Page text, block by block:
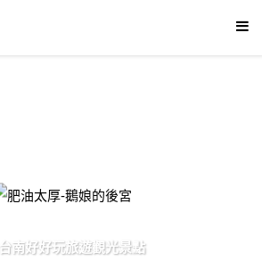
肥油太厚-鵝娘的後宮
台南好好玩旅遊觀光景點